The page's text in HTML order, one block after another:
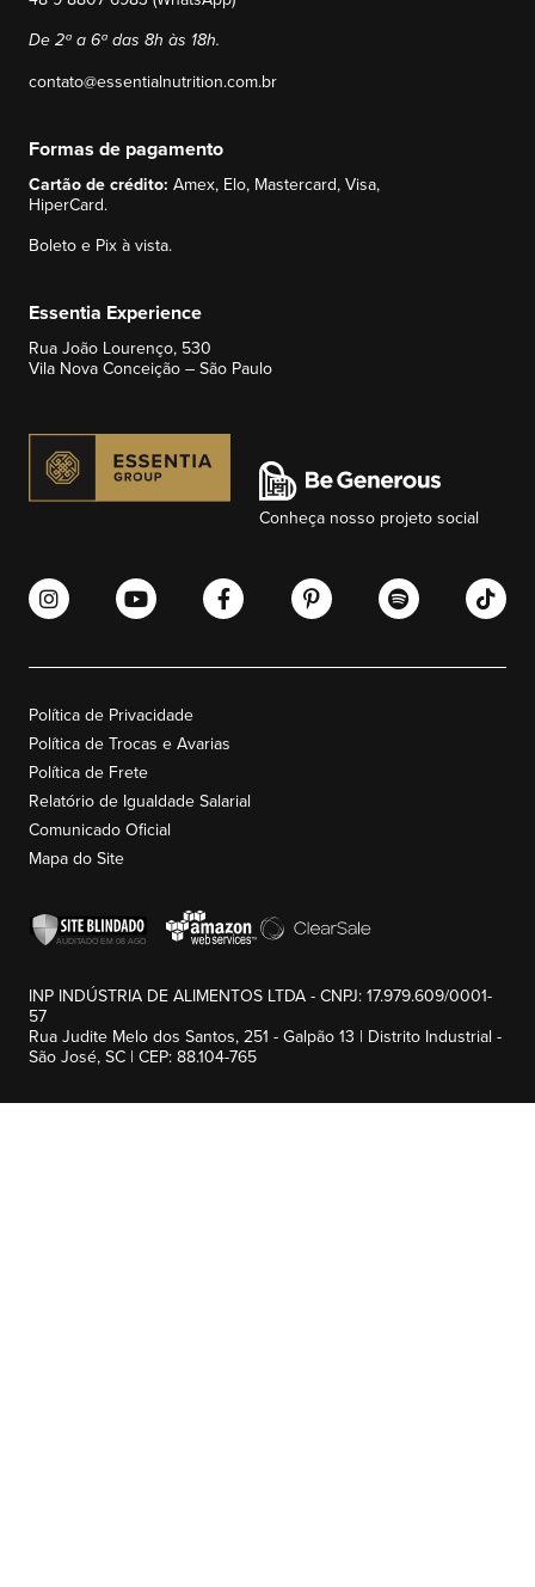
De 2ª a 6ª das 8h às 18h.
contato@essentialnutrition.com.br
Formas de pagamento
Cartão de crédito: Amex, Elo, Mastercard, Visa,
HiperCard.
Boleto e Pix à vista.
Essentia Experience
Rua João Lourenço, 530
Vila Nova Conceição – São Paulo
Conheça nosso projeto social
Política de Privacidade
Política de Trocas e Avarias
Política de Frete
Relatório de Igualdade Salarial
Comunicado Oficial
Mapa do Site
INP INDÚSTRIA DE ALIMENTOS LTDA - CNPJ: 17.979.609/0001-
57
Rua Judite Melo dos Santos, 251 - Galpão 13 | Distrito Industrial -
São José, SC | CEP: 88.104-765